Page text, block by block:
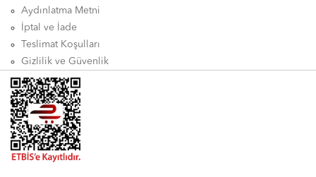
Aydınlatma Metni
İptal ve İade
Teslimat Koşulları
Gizlilik ve Güvenlik